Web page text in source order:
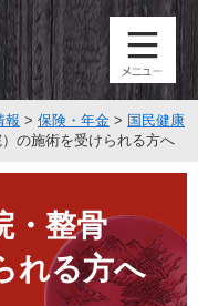
報 > 保険・年金 > 国民健康
の施術を受けられる方へ
・整骨
れる方へ